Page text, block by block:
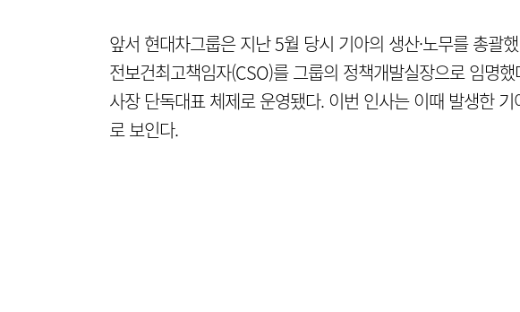
앞서 현대차그룹은 지난 5월 당시 기아의 생산·노무를 총괄
전보건최고책임자(CSO)를 그룹의 정책개발실장으로 임명
사장 단독대표 체제로 운영됐다. 이번 인사는 이때 발생한
로 보인다.